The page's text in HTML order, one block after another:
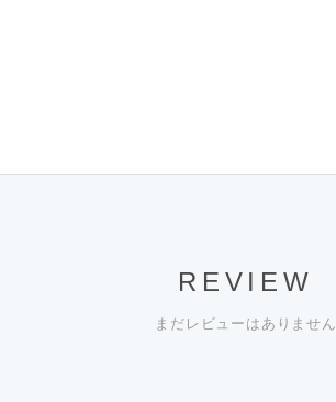
REVIEW
まだレビューはありません